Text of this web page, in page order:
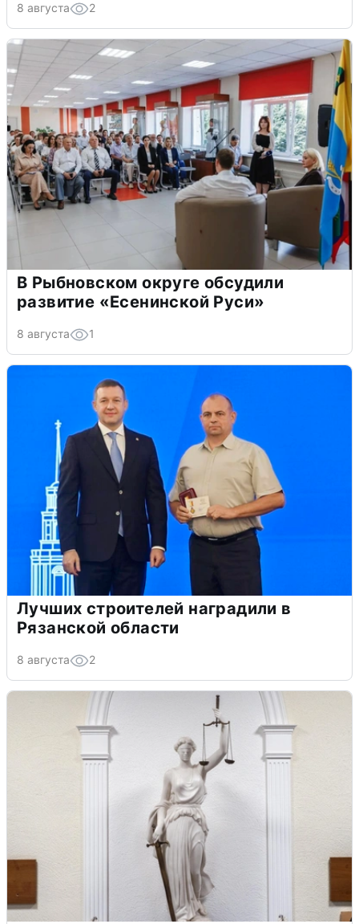
8 августа 2
В Рыбновском округе обсудили
развитие «Есенинской Руси»
8 августа 1
Лучших строителей наградили в
Рязанской области
8 августа 2